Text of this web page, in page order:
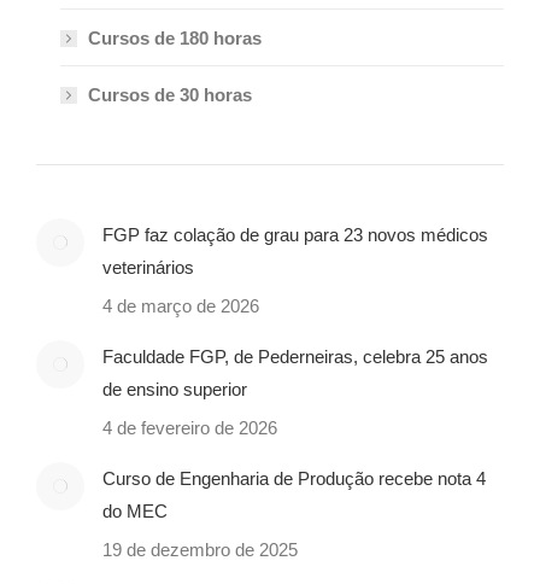
Cursos de 180 horas
Cursos de 30 horas
FGP faz colação de grau para 23 novos médicos
veterinários
4 de março de 2026
Faculdade FGP, de Pederneiras, celebra 25 anos
de ensino superior
4 de fevereiro de 2026
Curso de Engenharia de Produção recebe nota 4
do MEC
19 de dezembro de 2025